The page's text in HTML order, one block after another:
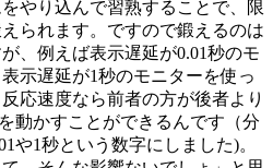
やり込んで習熟することで、限
られます。ですので鍛えるのは
、例えば表示遅延が0.01秒のモ
示遅延が1秒のモニターを使っ
応速度なら前者の方が後者より
動かすことができるんです（分
や1秒という数字にしました)。